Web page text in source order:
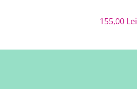
155,00 Lei